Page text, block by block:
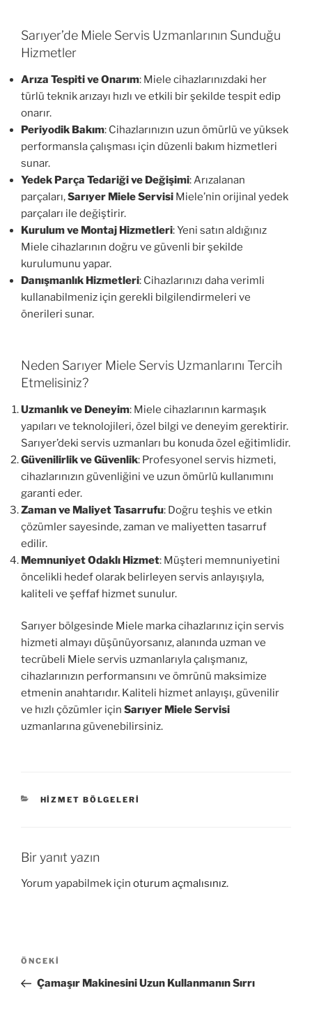
Sarıyer’de Miele Servis Uzmanlarının Sunduğu
Hizmetler
Arıza Tespiti ve Onarım: Miele cihazlarınızdaki her
türlü teknik arızayı hızlı ve etkili bir şekilde tespit edip
onarır.
Periyodik Bakım: Cihazlarınızın uzun ömürlü ve yüksek
performansla çalışması için düzenli bakım hizmetleri
sunar.
Yedek Parça Tedariği ve Değişimi: Arızalanan
parçaları,Sarıyer Miele Servisi Miele’nin orijinal yedek
parçaları ile değiştirir.
Kurulum ve Montaj Hizmetleri: Yeni satın aldığınız
Miele cihazlarının doğru ve güvenli bir şekilde
kurulumunu yapar.
Danışmanlık Hizmetleri: Cihazlarınızı daha verimli
kullanabilmeniz için gerekli bilgilendirmeleri ve
önerileri sunar.
Neden Sarıyer Miele Servis Uzmanlarını Tercih
Etmelisiniz?
Uzmanlık ve Deneyim: Miele cihazlarının karmaşık
yapıları ve teknolojileri, özel bilgi ve deneyim gerektirir.
Sarıyer’deki servis uzmanları bu konuda özel eğitimlidir.
Güvenilirlik ve Güvenlik: Profesyonel servis hizmeti,
cihazlarınızın güvenliğini ve uzun ömürlü kullanımını
garanti eder.
Zaman ve Maliyet Tasarrufu: Doğru teşhis ve etkin
çözümler sayesinde, zaman ve maliyetten tasarruf
edilir.
Memnuniyet Odaklı Hizmet: Müşteri memnuniyetini
öncelikli hedef olarak belirleyen servis anlayışıyla,
kaliteli ve şeffaf hizmet sunulur.
Sarıyer bölgesinde Miele marka cihazlarınız için servis
hizmeti almayı düşünüyorsanız, alanında uzman ve
tecrübeli Miele servis uzmanlarıyla çalışmanız,
cihazlarınızın performansını ve ömrünü maksimize
etmenin anahtarıdır. Kaliteli hizmet anlayışı, güvenilir
ve hızlı çözümler için Sarıyer Miele Servisi
uzmanlarına güvenebilirsiniz.
KATEGORILER
HIZMET BÖLGELERI
Bir yanıt yazın
Yorum yapabilmek için oturum açmalısınız.
Yazı
Önceki
Yazı
ÖNCEKI
Çamaşır Makinesini Uzun Kullanmanın Sırrı